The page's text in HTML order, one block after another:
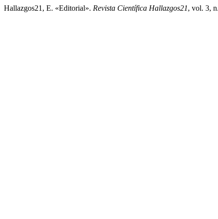
Hallazgos21, E. «Editorial». Revista Científica Hallazgos21, vol. 3,